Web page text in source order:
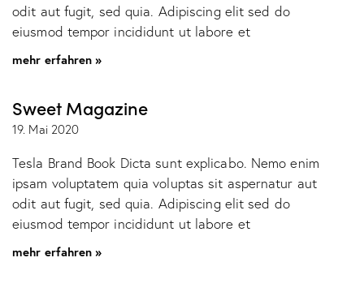
odit aut fugit, sed quia. Adipiscing elit sed do
eiusmod tempor incididunt ut labore et
mehr erfahren »
Sweet Magazine
19. Mai 2020
Tesla Brand Book Dicta sunt explicabo. Nemo enim
ipsam voluptatem quia voluptas sit aspernatur aut
odit aut fugit, sed quia. Adipiscing elit sed do
eiusmod tempor incididunt ut labore et
mehr erfahren »